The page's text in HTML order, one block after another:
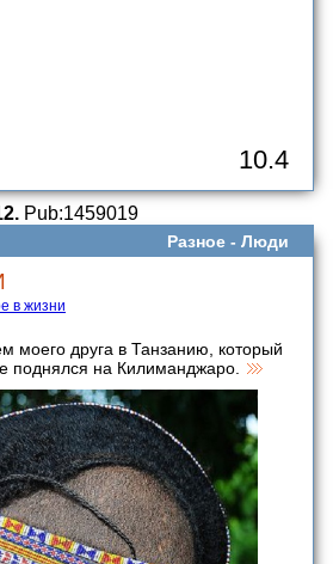
10.4
Pub:1459019
Разное - Люди
в жизни
моего друга в Танзанию, который
поднялся на Килиманджаро.